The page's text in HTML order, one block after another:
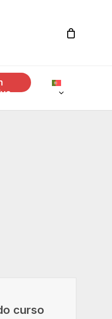
curso